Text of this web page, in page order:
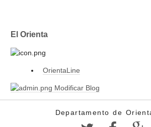
El Orienta
OrientaLine
Modificar Blog
Departamento de